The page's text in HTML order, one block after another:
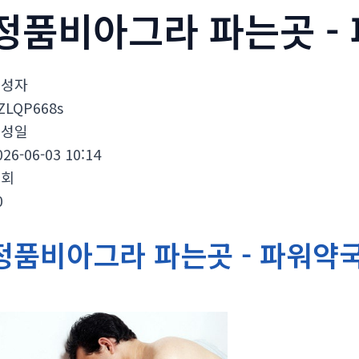
품비아그라 파는곳 -
자
일
06-03 10:14
품비아그라 파는곳 - 파워약